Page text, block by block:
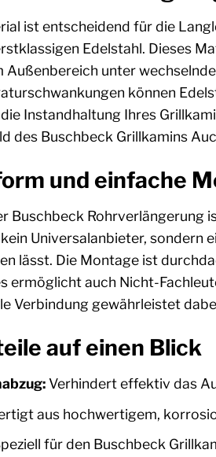
ist entscheidend für die
Edelstahl. Dieses
Außenbereich unter
können
Instandhaltung Ihres
des Buschbeck Grillkamins
und einfache
Buschbeck
Universalanbieter, sondern
lässt. Die Montage ist
ermöglicht auch Nicht-
Verbindung gewährleistet
auf einen Blick
Verhindert effektiv das
aus hochwertigem,
für den Buschbeck